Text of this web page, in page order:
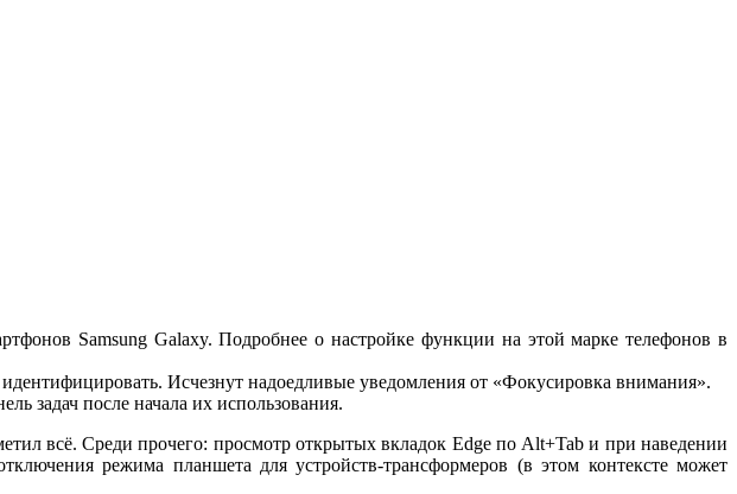
Samsung Galaxy. Подробнее о настройке функции на этой марке телефонов в
Исчезнут надоедливые уведомления от «Фокусировка внимания».
задач после начала их использования.
всё. Среди прочего: просмотр открытых вкладок Edge по Alt+Tab и при наведении
режима планшета для устройств-трансформеров (в этом контексте может